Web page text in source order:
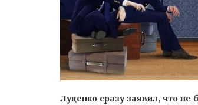
Луценко сразу заявил, что не